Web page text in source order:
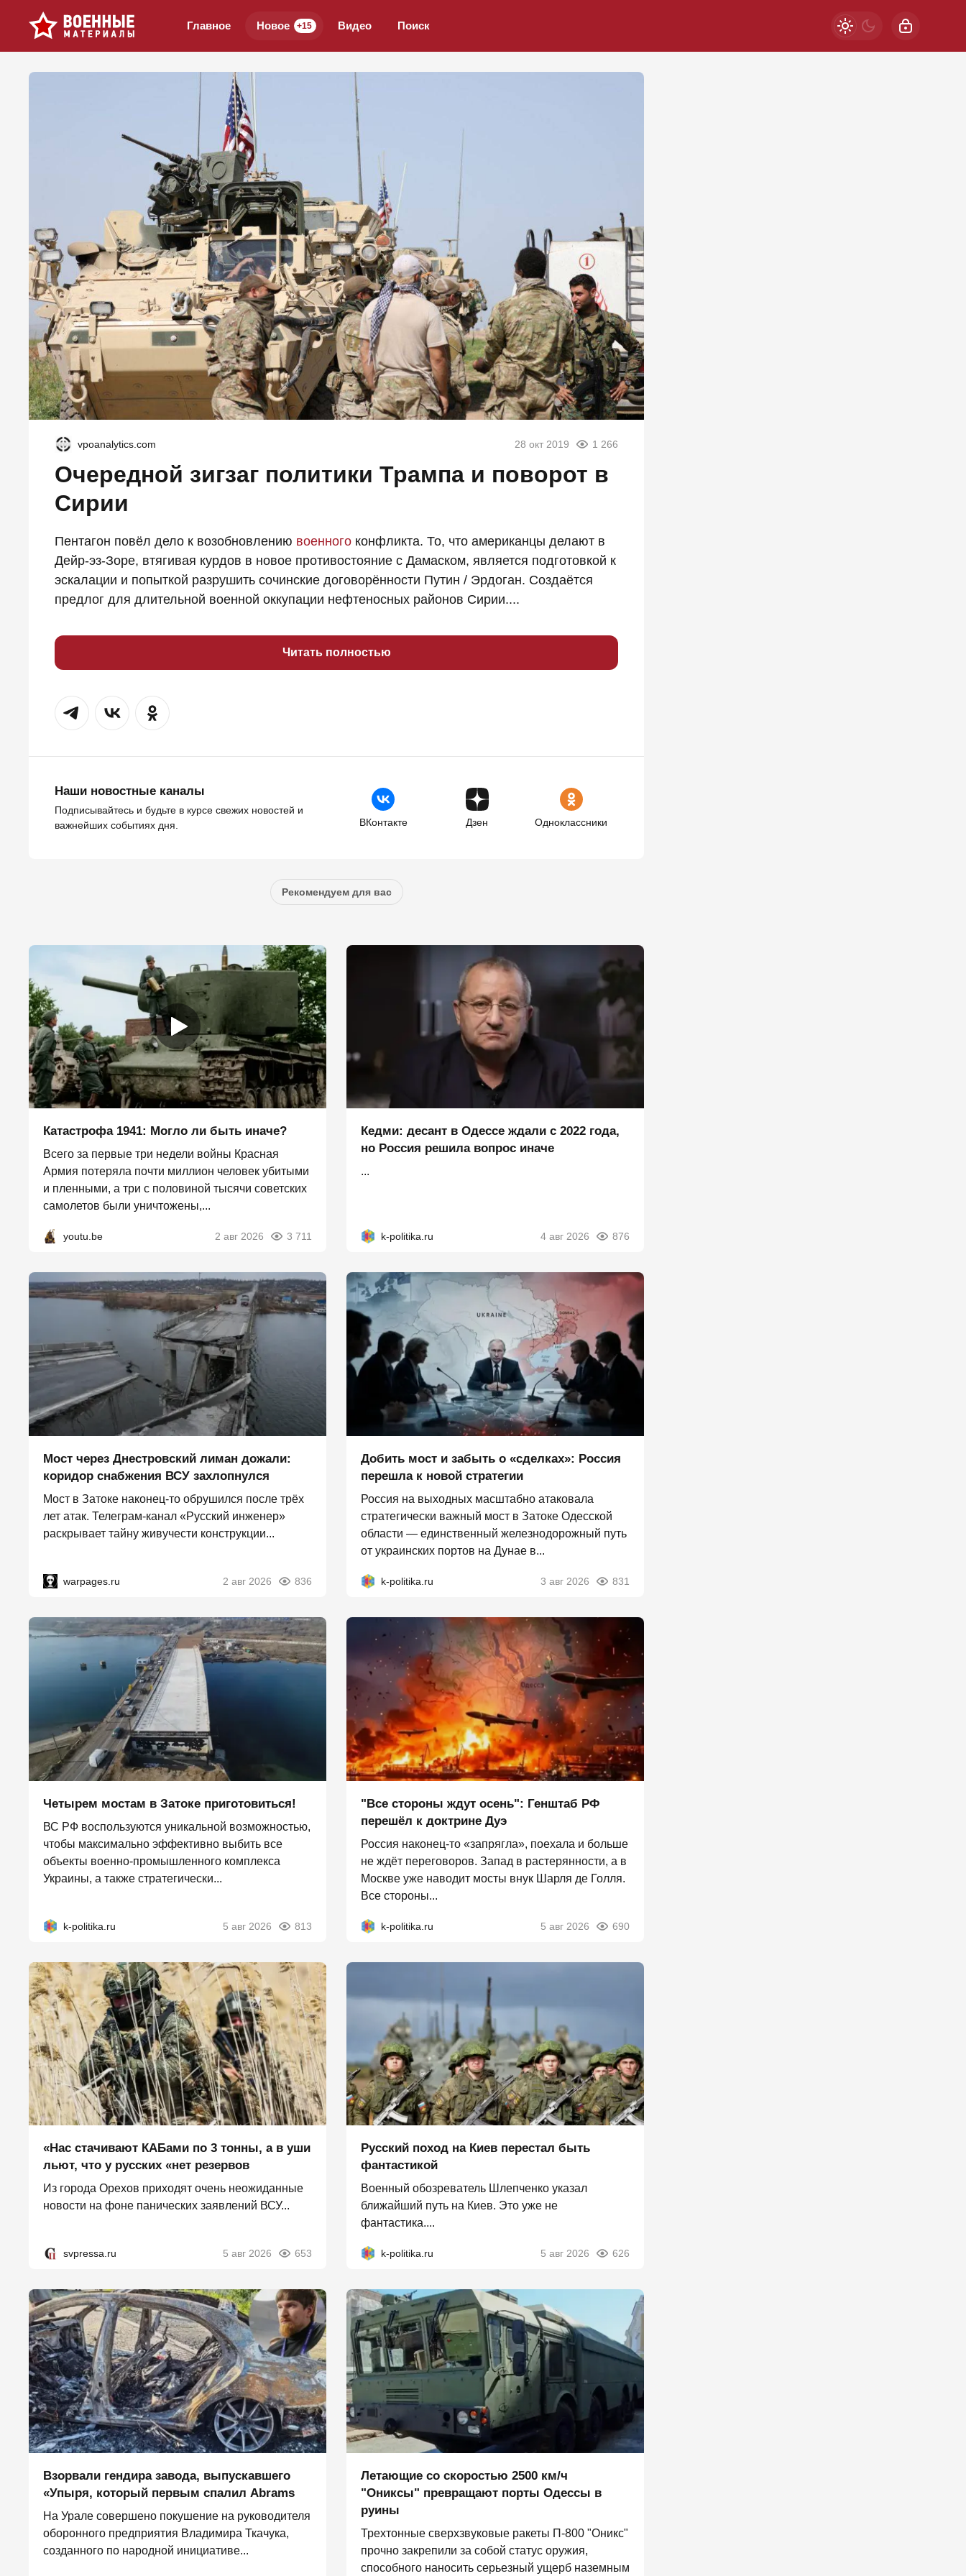
Главное Новое +15 Видео Поиск
vpoanalytics.com 28 окт 2019 1 266
Очередной зигзаг политики Трампа и поворот в
Сирии
Пентагон повёл дело к возобновлению военного конфликта. То, что американцы делают в
Дейр-эз-Зоре, втягивая курдов в новое противостояние с Дамаском, является подготовкой к
эскалации и попыткой разрушить сочинские договорённости Путин / Эрдоган. Создаётся
предлог для длительной военной оккупации нефтеносных районов Сирии....
Читать полностью
Наши новостные каналы
Подписывайтесь и будьте в курсе свежих новостей и
важнейших событиях дня.
ВКонтакте Дзен Одноклассники
Рекомендуем для вас
Катастрофа 1941: Могло ли быть иначе?
Всего за первые три недели войны Красная
Армия потеряла почти миллион человек убитыми
и пленными, а три с половиной тысячи советских
самолетов были уничтожены,...
youtu.be 2 авг 2026 3 711
Кедми: десант в Одессе ждали с 2022 года,
но Россия решила вопрос иначе
...
k-politika.ru 4 авг 2026 876
Мост через Днестровский лиман дожали:
коридор снабжения ВСУ захлопнулся
Мост в Затоке наконец-то обрушился после трёх
лет атак. Телеграм-канал «Русский инженер»
раскрывает тайну живучести конструкции...
warpages.ru 2 авг 2026 836
Добить мост и забыть о «сделках»: Россия
перешла к новой стратегии
Россия на выходных масштабно атаковала
стратегически важный мост в Затоке Одесской
области — единственный железнодорожный путь
от украинских портов на Дунае в...
k-politika.ru 3 авг 2026 831
Четырем мостам в Затоке приготовиться!
ВС РФ воспользуются уникальной возможностью,
чтобы максимально эффективно выбить все
объекты военно-промышленного комплекса
Украины, а также стратегически...
k-politika.ru 5 авг 2026 813
"Все стороны ждут осень": Генштаб РФ
перешёл к доктрине Дуэ
Россия наконец-то «запрягла», поехала и больше
не ждёт переговоров. Запад в растерянности, а в
Москве уже наводит мосты внук Шарля де Голля.
Все стороны...
k-politika.ru 5 авг 2026 690
«Нас стачивают КАБами по 3 тонны, а в уши
льют, что у русских «нет резервов
Из города Орехов приходят очень неожиданные
новости на фоне панических заявлений ВСУ...
svpressa.ru 5 авг 2026 653
Русский поход на Киев перестал быть
фантастикой
Военный обозреватель Шлепченко указал
ближайший путь на Киев. Это уже не
фантастика....
k-politika.ru 5 авг 2026 626
Взорвали гендира завода, выпускавшего
«Упыря, который первым спалил Abrams
На Урале совершено покушение на руководителя
оборонного предприятия Владимира Ткачука,
созданного по народной инициативе...
Летающие со скоростью 2500 км/ч
"Ониксы" превращают порты Одессы в
руины
Трехтонные сверхзвуковые ракеты П‑800 "Оникс"
прочно закрепили за собой статус оружия,
способного наносить серьезный ущерб наземным